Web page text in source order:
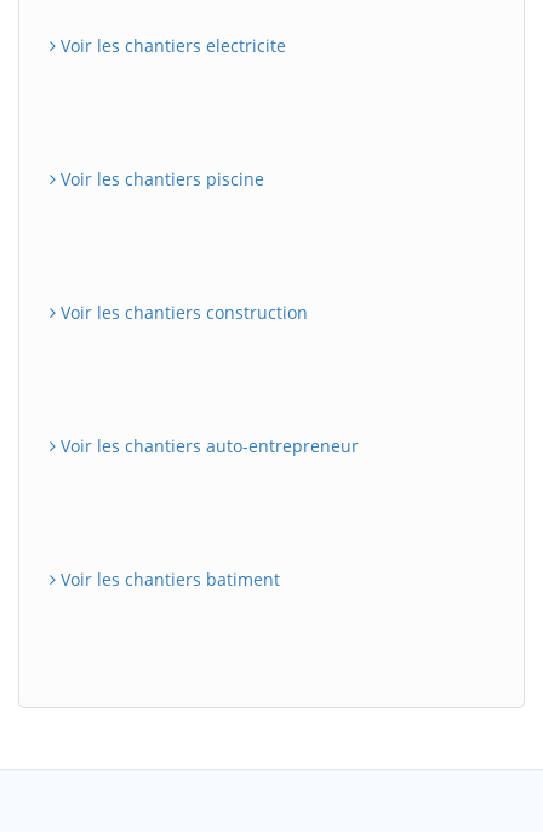
Voir les chantiers electricite
Voir les chantiers piscine
Voir les chantiers construction
Voir les chantiers auto-entrepreneur
Voir les chantiers batiment